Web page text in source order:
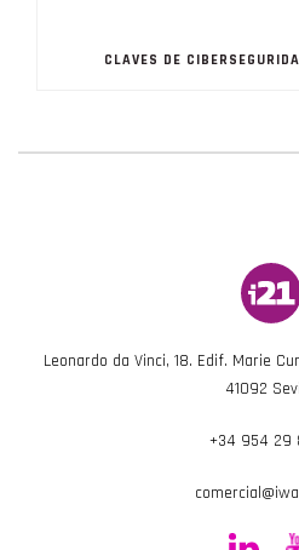
CLAVES DE
Leonardo da Vinci, 18. Edif. Marie
41092
+34 954 29